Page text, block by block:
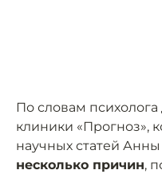
По словам
клиники «Прогноз»,
научных статей
несколько причин,